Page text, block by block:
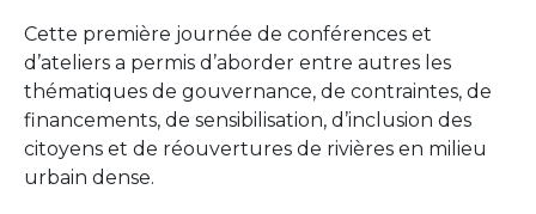
Cette première journée de conférences et
d’ateliers a permis d’aborder entre autres les
thématiques de gouvernance, de contraintes, de
financements, de sensibilisation, d’inclusion des
citoyens et de réouvertures de rivières en milieu
urbain dense.